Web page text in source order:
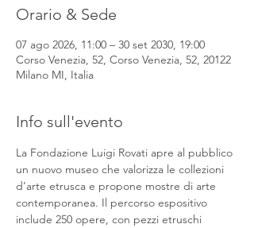
Orario & Sede
07 ago 2026, 11:00 – 30 set 2030, 19:00
Corso Venezia, 52, Corso Venezia, 52, 20122
Milano MI, Italia
Info sull'evento
La Fondazione Luigi Rovati apre al pubblico
un nuovo museo che valorizza le collezioni
d’arte etrusca e propone mostre di arte
contemporanea. Il percorso espositivo
include 250 opere, con pezzi etruschi